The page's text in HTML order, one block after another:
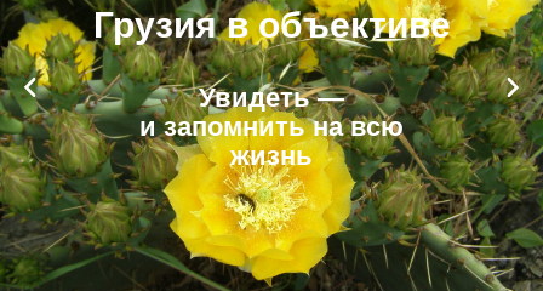
Грузия в объективе
Увидеть —
и запомнить на всю
жизнь